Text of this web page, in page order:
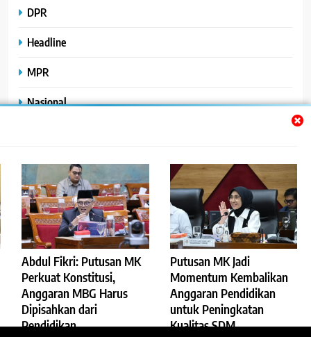
Abdul Fikri: Putusan MK
Perkuat Konstitusi,
Anggaran MBG Harus
Dipisahkan dari
Pendidikan
Putusan MK Jadi
Momentum Kembalikan
Anggaran Pendidikan
untuk Peningkatan
Kualitas SDM
DPR
Headline
MPR
Nasional
Polhukam
Uncategorized
©2023 ReportaseBisnis.
Redaksi
Pedoman Pemberitaan Media Siber
Privacy Policy
Disclaimer